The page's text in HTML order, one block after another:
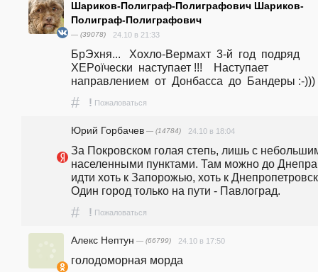
Шариков-Полиграф-Полиграфович Шариков-
Полиграф-Полиграфович
— (39078) 24.10 в 21:33
БрЭхня...   Хохло-Вермахт  3-й  год  подряд
XEPoїчески  наступает !!!    Наступает
направлением  от  Донбасса  до  Бандеры :-)))
# ! Пожаловаться
Юрий Горбачев — (14784) 24.10 в 18:04
За Покровском голая степь, лишь с
населенными пунктами. Там можно до Днепра
идти хоть к Запорожью, хоть к
Один город только на пути - Павлоград.
# ! Пожаловаться
Алекс Нептун — (66799) 24.10 в 17:50
голодоморная морда